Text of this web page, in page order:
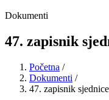
Dokumenti
47. zapisnik
Početna /
Dokumenti /
47. zapisnik